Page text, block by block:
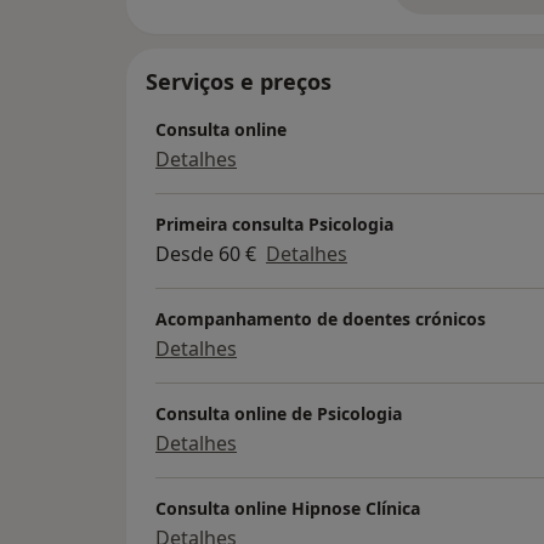
me certifiquei em Hipnose e Hipnoterapia,
E …levou-me a mais outros
útero com a linda Inês Gaya…e claro que
Serviços e preços
Consulta online
Detalhes
Primeira consulta Psicologia
Desde 60 € Detalhes
Acompanhamento de doentes crónicos
Detalhes
Consulta online de Psicologia
Detalhes
Consulta online Hipnose Clínica
Detalhes